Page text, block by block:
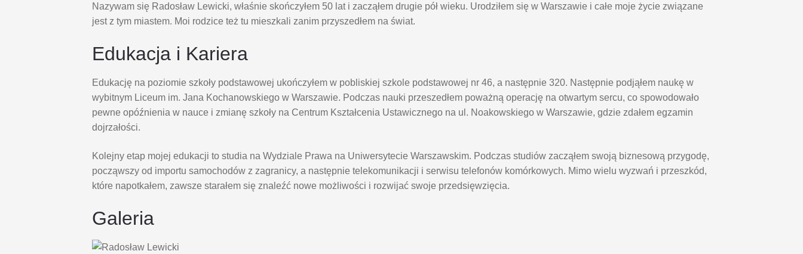
Nazywam się Radosław Lewicki, właśnie skończyłem 50 lat i zacząłem drugie pół wieku. Urodziłem się w Warszawie i całe moje życie związane
jest z tym miastem. Moi rodzice też tu mieszkali zanim przyszedłem na świat.
Edukacja i Kariera
Edukację na poziomie szkoły podstawowej ukończyłem w pobliskiej szkole podstawowej nr 46, a następnie 320. Następnie podjąłem naukę w
wybitnym Liceum im. Jana Kochanowskiego w Warszawie. Podczas nauki przeszedłem poważną operację na otwartym sercu, co spowodowało
pewne opóźnienia w nauce i zmianę szkoły na Centrum Kształcenia Ustawicznego na ul. Noakowskiego w Warszawie, gdzie zdałem egzamin
dojrzałości.
Kolejny etap mojej edukacji to studia na Wydziale Prawa na Uniwersytecie Warszawskim. Podczas studiów zacząłem swoją biznesową przygodę,
począwszy od importu samochodów z zagranicy, a następnie telekomunikacji i serwisu telefonów komórkowych. Mimo wielu wyzwań i przeszkód,
które napotkałem, zawsze starałem się znaleźć nowe możliwości i rozwijać swoje przedsięwzięcia.
Galeria